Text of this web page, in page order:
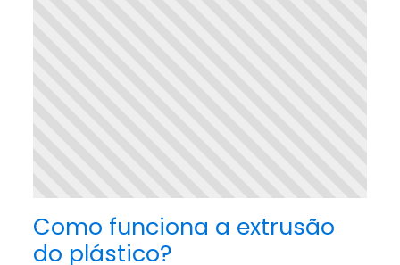
Como funciona a extrusão
do plástico?